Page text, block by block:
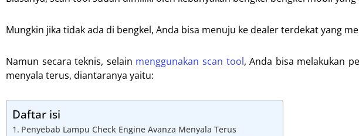
Mungkin jika tidak ada di bengkel, Anda bisa menuju ke dealer terdekat yang
Namun secara teknis, selain menggunakan scan tool, Anda bisa melakukan
menyala terus, diantaranya yaitu:
Daftar isi
Penyebab Lampu Check Engine Avanza Menyala Terus